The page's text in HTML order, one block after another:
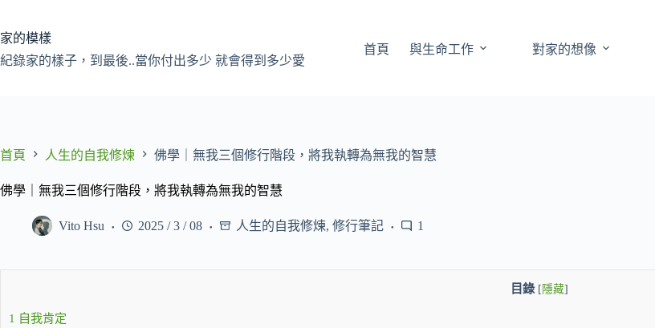
至
主
要
家的模樣
紀錄家的樣子，到最後..當你付出多少 就會得到多少愛
首頁 與生命工作 對家的想像
首頁 人生的自我修煉 佛學｜無我三個修行階段，將我執轉為無我的智慧
佛學｜無我三個修行階段，將我執轉為無我的智慧
Vito Hsu 2025 / 3 / 08 人生的自我修煉, 修行筆記 1
目錄 [ 隱藏]
1 自我肯定